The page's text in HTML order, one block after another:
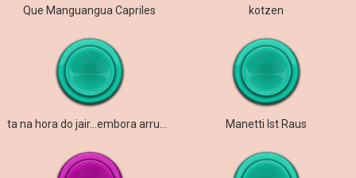
Que Manguangua Capriles kotzen
Manetti Ist Raus